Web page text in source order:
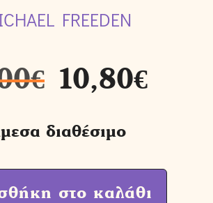
FREEDEN
€ 10,80€
διαθέσιμο
στο καλάθι